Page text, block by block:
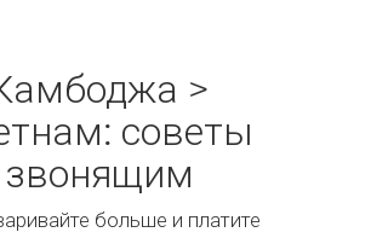
>
советы
звонящим
больше и платите